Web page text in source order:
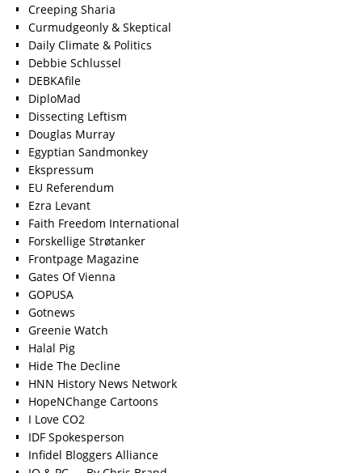
Creeping Sharia
Curmudgeonly & Skeptical
Daily Climate & Politics
Debbie Schlussel
DEBKAfile
DiploMad
Dissecting Leftism
Douglas Murray
Egyptian Sandmonkey
Ekspressum
EU Referendum
Ezra Levant
Faith Freedom International
Forskellige Strøtanker
Frontpage Magazine
Gates Of Vienna
GOPUSA
Gotnews
Greenie Watch
Halal Pig
Hide The Decline
HNN History News Network
HopeNChange Cartoons
I Love CO2
IDF Spokesperson
Infidel Bloggers Alliance